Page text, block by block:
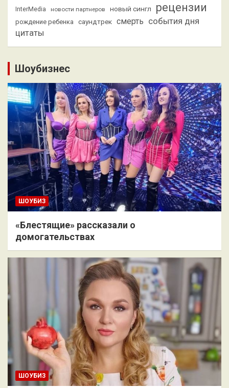
InterMedia
новости партнеров новый сингл рецензии
рождение ребенка саундтрек смерть события дня
цитаты
Шоубизнес
ШОУБИЗ
«Блестящие» рассказали о
домогательствах
ШОУБИЗ